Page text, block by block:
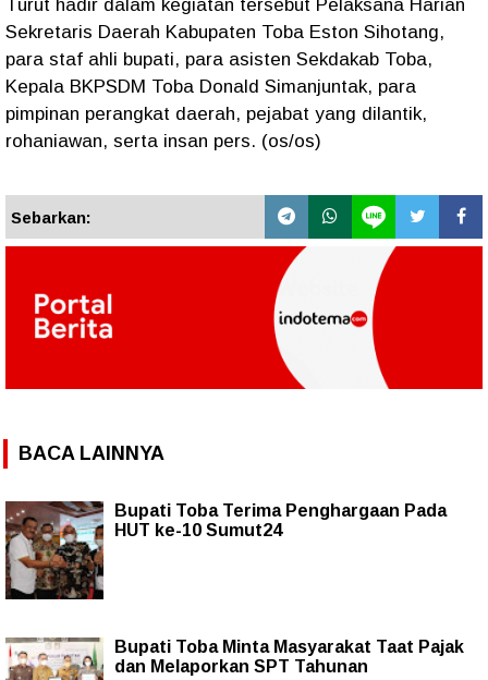
Turut hadir dalam kegiatan tersebut Pelaksana Harian
Sekretaris Daerah Kabupaten Toba Eston Sihotang,
para staf ahli bupati, para asisten Sekdakab Toba,
Kepala BKPSDM Toba Donald Simanjuntak, para
pimpinan perangkat daerah, pejabat yang dilantik,
rohaniawan, serta insan pers. (os/os)
Sebarkan:
BACA LAINNYA
Bupati Toba Terima Penghargaan Pada
HUT ke-10 Sumut24
Bupati Toba Minta Masyarakat Taat Pajak
dan Melaporkan SPT Tahunan